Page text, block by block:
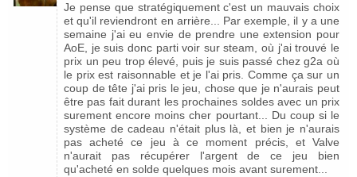
Je pense que stratégiquement c'est un mauvais choix
et qu'il reviendront en arrière... Par exemple, il y a une
semaine j'ai eu envie de prendre une extension pour
AoE, je suis donc parti voir sur steam, où j'ai trouvé le
prix un peu trop élevé, puis je suis passé chez g2a où
le prix est raisonnable et je l'ai pris. Comme ça sur un
coup de tête j'ai pris le jeu, chose que je n'aurais peut
être pas fait durant les prochaines soldes avec un prix
surement encore moins cher pourtant... Du coup si le
système de cadeau n'était plus là, et bien je n'aurais
pas acheté ce jeu à ce moment précis, et Valve
n'aurait pas récupérer l'argent de ce jeu bien
qu'acheté en solde quelques mois avant surement...